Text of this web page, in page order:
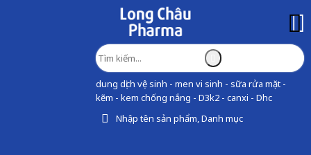
dung dịch vệ sinh - men vi sinh - sữa rửa mặt -
kẽm - kem chống nắng - D3k2 - canxi - Dhc
Nhập tên sản phẩm, Danh mục